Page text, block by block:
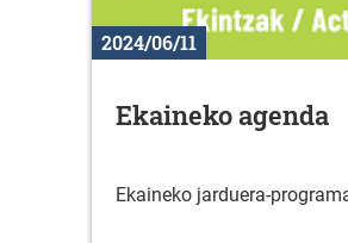
2024/06/11
Ekaineko agenda
Ekaineko jarduera-